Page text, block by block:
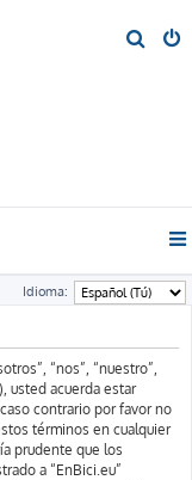
Idioma:
“nos”, “nuestro”,
usted acuerda estar
contrario por favor no
términos en cualquier
prudente que los
a “EnBici.eu”